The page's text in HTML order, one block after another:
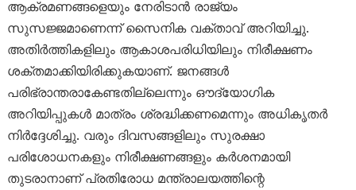
ആക്രമണങ്ങളെയും നേരിടാൻ രാജ്യം
സുസജ്ജമാണെന്ന് സൈനിക വക്താവ് അറിയിച്ചു.
അതിർത്തികളിലും ആകാശപരിധിയിലും നിരീക്ഷണം
ശക്തമാക്കിയിരിക്കുകയാണ്. ജനങ്ങൾ
പരിഭ്രാന്തരാകേണ്ടതില്ലെന്നും ഔദ്യോഗിക
അറിയിപ്പുകൾ മാത്രം ശ്രദ്ധിക്കണമെന്നും അധികൃതർ
നിർദ്ദേശിച്ചു. വരും ദിവസങ്ങളിലും സുരക്ഷാ
പരിശോധനകളും നിരീക്ഷണങ്ങളും കർശനമായി
തുടരാനാണ് പ്രതിരോധ മന്ത്രാലയത്തിന്റെ